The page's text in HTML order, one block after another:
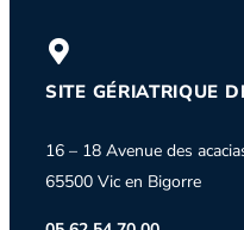
SITE GÉRIATRIQUE
16 – 18 Avenue des
65500 Vic en Bigorre